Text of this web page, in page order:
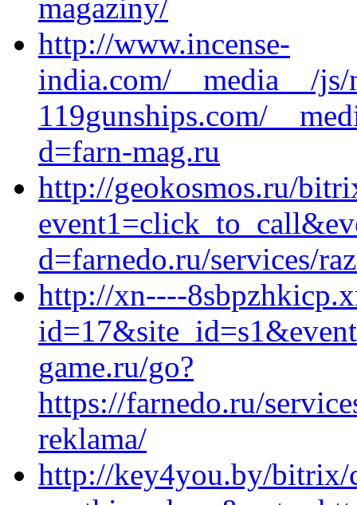
magaziny/
http://www.incense-
india.com/__media__/
119gunships.com/
d=farn-mag.ru
http://geokosmos.ru/
d=farnedo.ru/services/
http://xn----
game.ru/go?
https://farnedo.ru/
reklama/
http://key4you.by/bitrix/